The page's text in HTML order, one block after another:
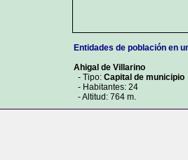
Entidades de población en
Ahigal de Villarino
- Tipo: Capital de municipio
- Habitantes: 24
- Altitud: 764 m.